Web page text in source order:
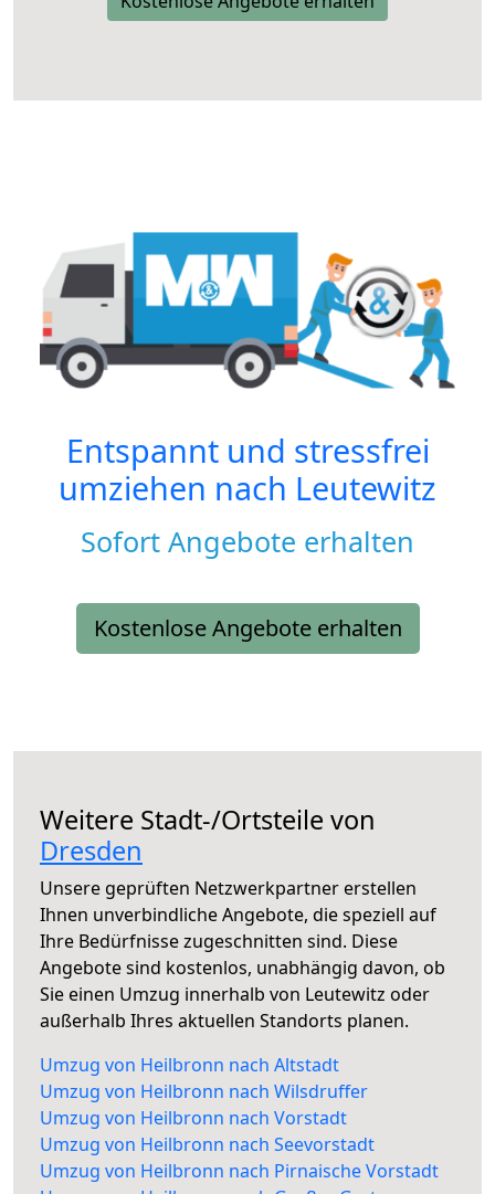
Entspannt und stressfrei
umziehen nach Leutewitz
Sofort Angebote erhalten
Kostenlose Angebote erhalten
Weitere Stadt-/Ortsteile von
Dresden
Unsere geprüften Netzwerkpartner erstellen
Ihnen unverbindliche Angebote, die speziell auf
Ihre Bedürfnisse zugeschnitten sind. Diese
Angebote sind kostenlos, unabhängig davon, ob
Sie einen Umzug innerhalb von Leutewitz oder
außerhalb Ihres aktuellen Standorts planen.
Umzug von Heilbronn nach Altstadt
Umzug von Heilbronn nach Wilsdruffer
Umzug von Heilbronn nach Vorstadt
Umzug von Heilbronn nach Seevorstadt
Umzug von Heilbronn nach Pirnaische Vorstadt